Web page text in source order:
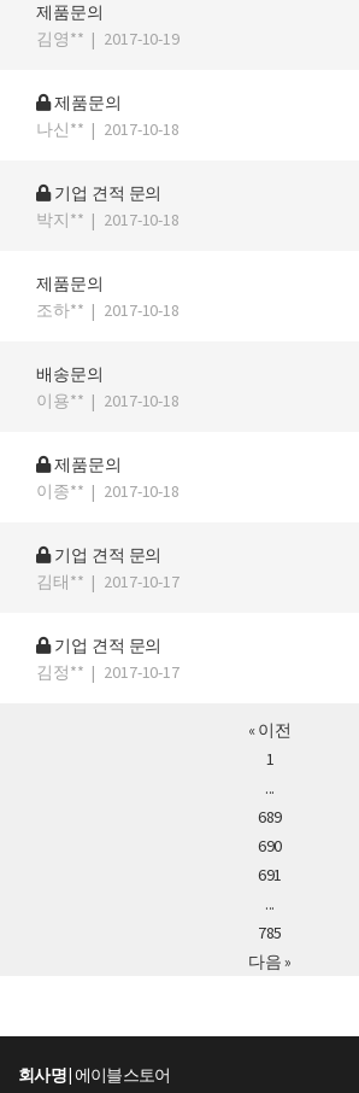
제품문의
김영** | 2017-10-19
제품문의
나신** | 2017-10-18
기업 견적 문의
박지** | 2017-10-18
제품문의
조하** | 2017-10-18
배송문의
이용** | 2017-10-18
제품문의
이종** | 2017-10-18
기업 견적 문의
김태** | 2017-10-17
기업 견적 문의
김정** | 2017-10-17
« 이전
1
...
689
690
691
...
785
다음 »
회사명 |에이블스토어